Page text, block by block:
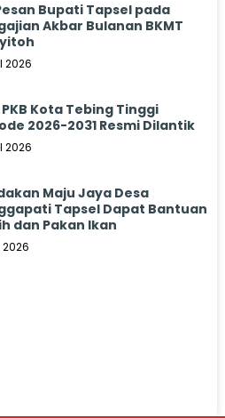
Bupati Tapsel pada
Akbar Bulanan BKMT
2026
PKB Kota Tebing Tinggi
2026-2031 Resmi Dilantik
2026
Maju Jaya Desa
Tapsel Dapat Bantuan
dan Pakan Ikan
2026